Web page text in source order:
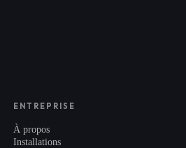
ENTREPRISE
À propos
Installations